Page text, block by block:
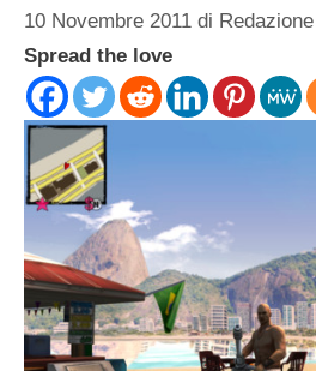
10 Novembre 2011 di Redazione
Spread the love